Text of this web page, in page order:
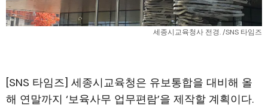
세종시교육청사 전경. /SNS 타임즈
[SNS 타임즈] 세종시교육청은 유보통합을 대비해 올
해 연말까지 ‘보육사무 업무편람’을 제작할 계획이다.